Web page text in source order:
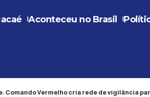
Aconteceu no Brasil
Comando Vermelho cria rede de vigilância